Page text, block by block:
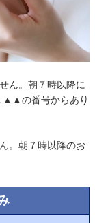
ん。朝７時以降に
の番号からあり
。朝７時以降のお